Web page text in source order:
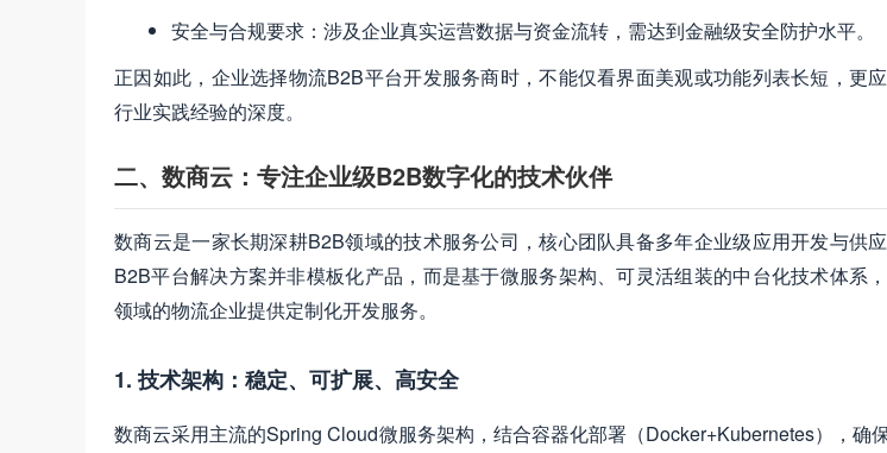
安全与合规要求：涉及企业真实运营数据与资金流转，需达到金融级安全防护水平。
正因如此，企业选择物流B2B平台开发服务商时，不能仅看界面美观或功能列表长短，更
行业实践经验的深度。
二、数商云：专注企业级B2B数字化的技术伙伴
数商云是一家长期深耕B2B领域的技术服务公司，核心团队具备多年企业级应用开发与供
B2B平台解决方案并非模板化产品，而是基于微服务架构、可灵活组装的中台化技术体系
领域的物流企业提供定制化开发服务。
1. 技术架构：稳定、可扩展、高安全
数商云采用主流的Spring Cloud微服务架构，结合容器化部署（Docker+Kubernetes），确